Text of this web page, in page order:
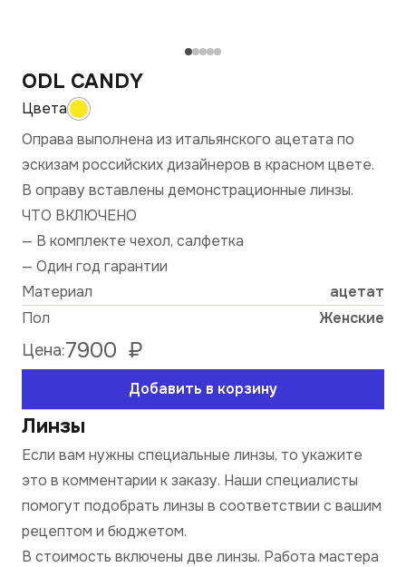
ODL CANDY
Оправа выполнена из итальянского ацетата по
эскизам российских дизайнеров в красном цвете.
В оправу вставлены демонстрационные линзы.
ЧТО ВКЛЮЧЕНО
— В комплекте чехол, салфетка
— Один год гарантии
Материал
ацетат
Пол
Женские
Цена:7900 ₽
Добавить в корзину
Линзы
Если вам нужны специальные линзы, то укажите
это в комментарии к заказу. Наши специалисты
помогут подобрать линзы в соответствии с вашим
рецептом и бюджетом.
В стоимость включены две линзы. Работа мастера